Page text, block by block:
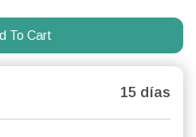
To Cart
15 días